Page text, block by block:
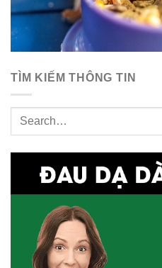
TÌM KIẾM THÔNG TIN